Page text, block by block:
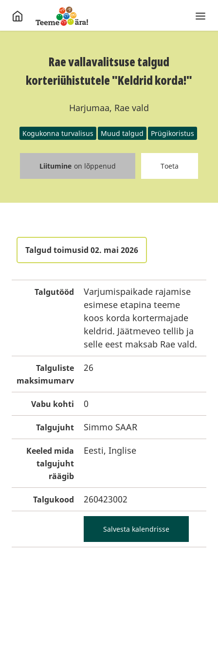
Rae vallavalitsuse talgud
korteriühistutele "Keldrid korda!"
Harjumaa, Rae vald
Kogukonna turvalisus Muud talgud Prügikoristus
Liitumine on lõppenud Toeta
Talgud toimusid 02. mai 2026
Talgutööd
Varjumispaikade rajamise
esimese etapina teeme
koos korda kortermajade
keldrid. Jäätmeveo tellib ja
selle eest maksab Rae vald.
Talguliste
maksimumarv
26
Vabu kohti 0
Talgujuht Simmo SAAR
Keeled mida
talgujuht
räägib
Eesti, Inglise
Talgukood 260423002
Salvesta kalendrisse